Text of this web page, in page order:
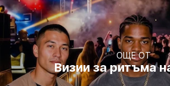
ОЩЕ ОТ
Визии за ритъма